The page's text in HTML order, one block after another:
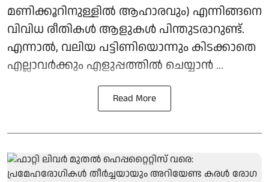
മണിക്കൂറിനുള്ളില്‍ ആഹാരവും) എന്നിങ്ങനെ
വിവിധ രീതികള്‍ ആളുകള്‍ പിന്തുടരാറുണ്ട്.
എന്നാല്‍, വലിയ പട്ടിണിയൊന്നും കിടക്കാതെ
എല്ലാവര്‍ക്കും എളുപ്പത്തില്‍ ചെയ്യാന്‍ ...
Read More